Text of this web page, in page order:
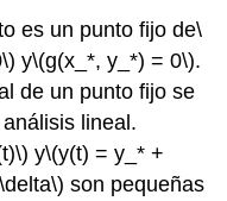
es un punto fijo de\
y\(g(x_*, y_*) = 0\).
de un punto fijo se
lineal.
y\(y(t) = y_* +
son pequeñas